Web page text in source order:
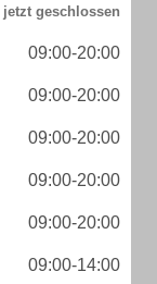
09:00-20:00
09:00-20:00
09:00-20:00
09:00-20:00
09:00-20:00
09:00-14:00